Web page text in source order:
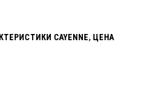
CAYENNE, ЦЕНА